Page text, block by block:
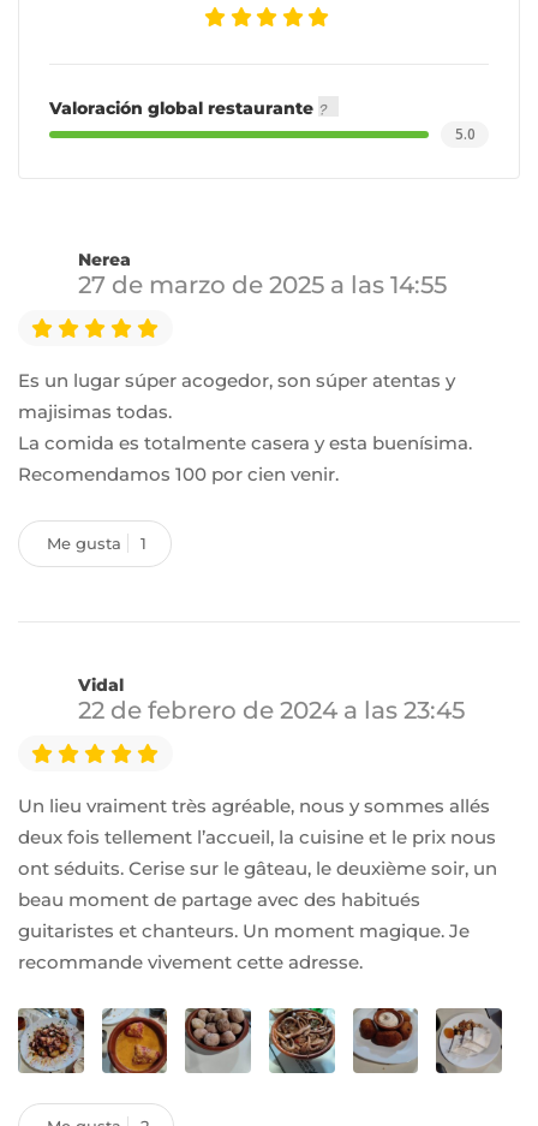
Valoración global restaurante
5.0
Nerea
27 de marzo de 2025 a las 14:55
Es un lugar súper acogedor, son súper atentas y
majisimas todas.
La comida es totalmente casera y esta buenísima.
Recomendamos 100 por cien venir.
Me gusta 1
Vidal
22 de febrero de 2024 a las 23:45
Un lieu vraiment très agréable, nous y sommes allés
deux fois tellement l’accueil, la cuisine et le prix nous
ont séduits. Cerise sur le gâteau, le deuxième soir, un
beau moment de partage avec des habitués
guitaristes et chanteurs. Un moment magique. Je
recommande vivement cette adresse.